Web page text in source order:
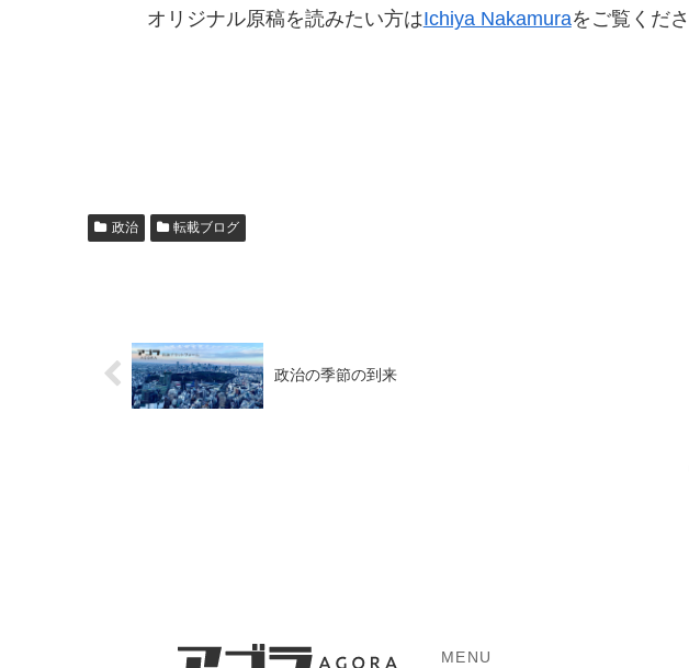
オリジナル原稿を読みたい方はIchiya Nakamuraをご覧くださ
政治 転載ブログ
政治の季節の到来
MENU